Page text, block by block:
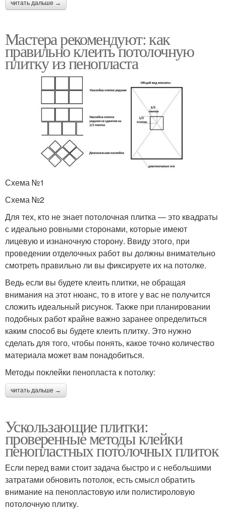
читать дальше →
Мастера рекомендуют: как
правильно клеить потолочную
плитку из пенопласта
Схема №1
Схема №2
Для тех, кто не знает потолочная плитка — это квадраты
с идеально ровными сторонами, которые имеют
лицевую и изнаночную сторону. Ввиду этого, при
проведении отделочных работ вы должны внимательно
смотреть правильно ли вы фиксируете их на потолке.
Ведь если вы будете клеить плитки, не обращая
внимания на этот нюанс, то в итоге у вас не получится
сложить идеальный рисунок. Также при планировании
подобных работ крайне важно заранее определиться
каким способ вы будете клеить плитку. Это нужно
сделать для того, чтобы понять, какое точно количество
материала может вам понадобиться.
Методы поклейки пенопласта к потолку:
читать дальше →
Ускользающие плитки:
проверенные методы клейки
пенопластных потолочных плиток
Если перед вами стоит задача быстро и с небольшими
затратами обновить потолок, есть смысл обратить
внимание на пенопластовую или полистироловую
потолочную плитку.